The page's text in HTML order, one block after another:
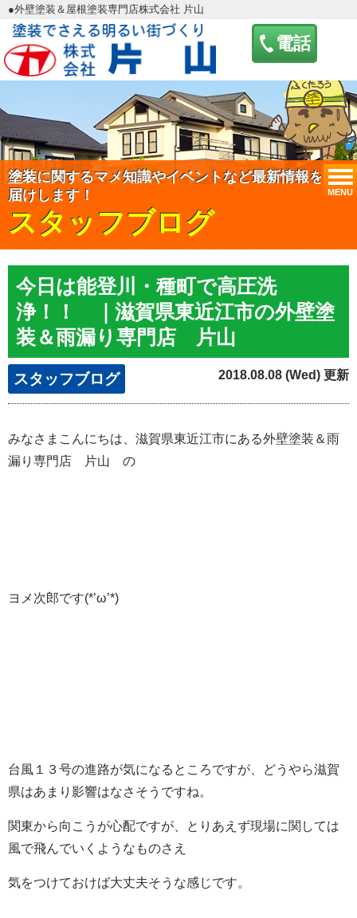
電話
MENU
●外壁塗装＆屋根塗装専門店株式会社 片山
塗装に関するマメ知識やイベントなど最新情報をお
届けします！
スタッフブログ
今日は能登川・種町で高圧洗
浄！！ ｜滋賀県東近江市の外壁塗
装＆雨漏り専門店 片山
スタッフブログ 2018.08.08 (Wed) 更新
みなさまこんにちは、滋賀県東近江市にある外壁塗装＆雨
漏り専門店 片山 の
ヨメ次郎です(*’ω’*)
台風１３号の進路が気になるところですが、どうやら滋賀
県はあまり影響はなさそうですね。
関東から向こうが心配ですが、とりあえず現場に関しては
風で飛んでいくようなものさえ
気をつけておけば大丈夫そうな感じです。